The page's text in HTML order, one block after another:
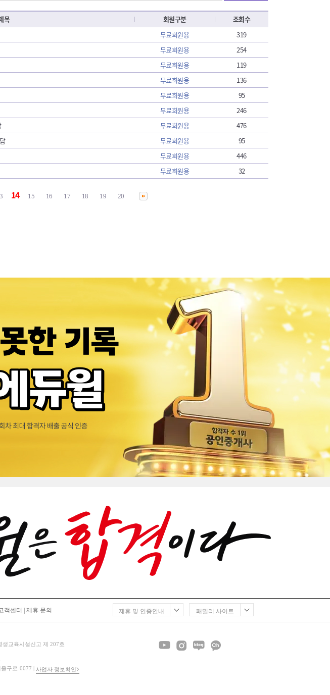
목 회원구분
조회수
무료회원용
319
무료회원용
254
무료회원용
119
무료회원용
136
무료회원용
95
무료회원용
246
무료회원용
476
무료회원용
95
무료회원용
446
무료회원용 32
14 15 16 17 18 19 20
객센터 제휴 문의
생교육시설신고 제 207호
구로-0077 | 사업자 정보확인
패밀리 사이트
제휴 및 인증안내